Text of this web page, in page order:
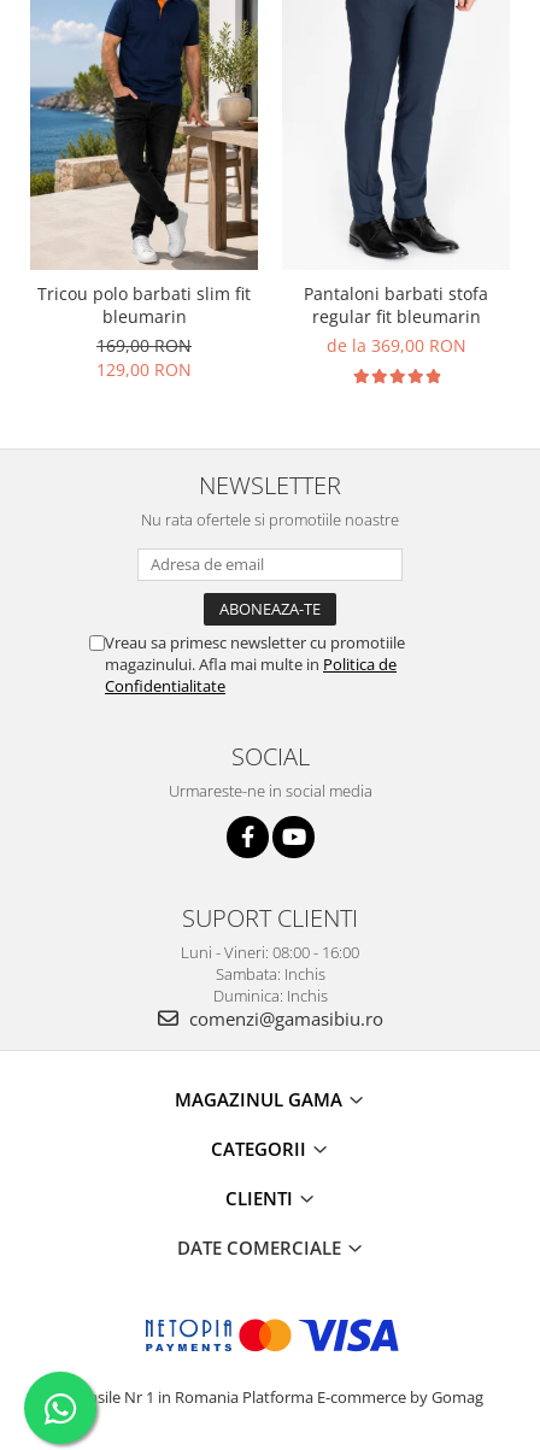
Tricou polo barbati slim fit
bleumarin
169,00 RON
129,00 RON
Pantaloni barbati stofa
regular fit bleumarin
de la 369,00 RON
NEWSLETTER
Nu rata ofertele si promotiile noastre
Vreau sa primesc newsletter cu promotiile
magazinului. Afla mai multe in Politica de
Confidentialitate
SOCIAL
Urmareste-ne in social media
SUPORT CLIENTI
Luni - Vineri: 08:00 - 16:00
Sambata: Inchis
Duminica: Inchis
comenzi@gamasibiu.ro
MAGAZINUL GAMA
CATEGORII
CLIENTI
DATE COMERCIALE
Camasile Nr 1 in Romania Platforma E-commerce by Gomag